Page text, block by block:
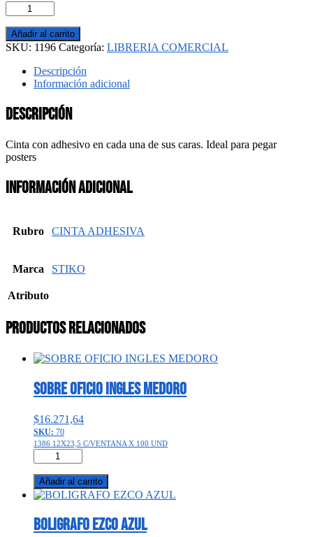
CINTA
ADHESIVA
STIKO
cantidad
Añadir al carrito
SKU: 1196 Categoría: LIBRERIA COMERCIAL
Descripción
Información adicional
Descripción
Cinta con adhesivo en cada una de sus caras. Ideal para pegar
posters
Información adicional
Rubro CINTA ADHESIVA
Marca STIKO
Atributo
Productos relacionados
SOBRE OFICIO INGLES MEDORO
$16.271,64
SKU: 70
1386 12X23,5 C/VENTANA X 100 UND
SOBRE
OFICIO
INGLES
MEDORO
Añadir al carrito
BOLIGRAFO EZCO AZUL